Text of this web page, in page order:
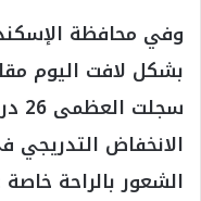
وفي محافظة
بشكل لافت اليوم
الانخفاض التدريجي
الشعور بالراحة